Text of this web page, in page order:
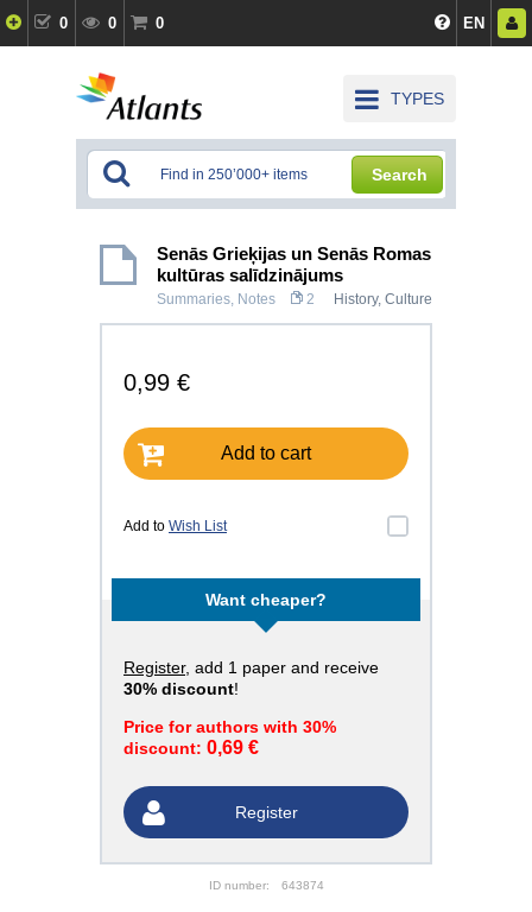
0 0 0 EN
TYPES
Search
Senās Grieķijas un Senās Romas
kultūras salīdzinājums
Summaries, Notes 2 History, Culture
0,99 €
Add to cart
Add to Wish List
Want cheaper?
Register, add 1 paper and receive
30% discount!
Price for authors with 30%
discount: 0,69 €
Register
ID number: 643874